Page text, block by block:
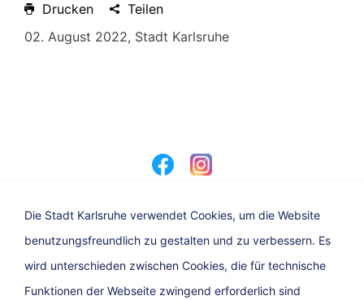
Drucken
Teilen
02. August 2022, Stadt Karlsruhe
Eine Dienststelle der Stadt Karlsruhe
Die Stadt Karlsruhe verwendet Cookies, um die Website
benutzungsfreundlich zu gestalten und zu verbessern. Es
wird unterschieden zwischen Cookies, die für technische
Funktionen der Webseite zwingend erforderlich sind